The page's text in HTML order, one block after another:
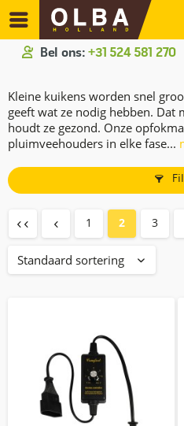
Bel ons: +31 524 581 270
Kleine kuikens worden snel
geeft wat ze nodig hebben. Dat
houdt ze gezond. Onze
pluimveehouders in elke fase...
1 2 3